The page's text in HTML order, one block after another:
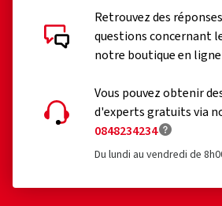
Retrouvez des
questions concernant
notre boutique en
Vous pouvez obtenir
d'experts gratuits via
0848234234
Du lundi au vendredi de